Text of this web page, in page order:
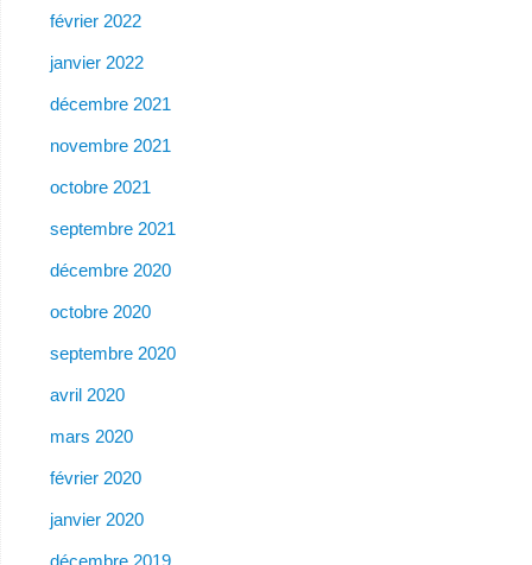
février 2022
janvier 2022
décembre 2021
novembre 2021
octobre 2021
septembre 2021
décembre 2020
octobre 2020
septembre 2020
avril 2020
mars 2020
février 2020
janvier 2020
décembre 2019